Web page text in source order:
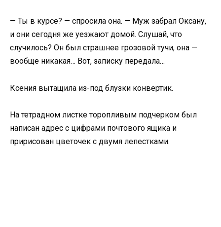
— Ты в курсе? — спросила она. — Муж забрал Оксану,
и они сегодня же уезжают домой. Слушай, что
случилось? Он был страшнее грозовой тучи, она —
вообще никакая… Вот, записку передала…
Ксения вытащила из-под блузки конвертик.
На тетрадном листке торопливым подчерком был
написан адрес с цифрами почтового ящика и
пририсован цветочек с двумя лепестками.